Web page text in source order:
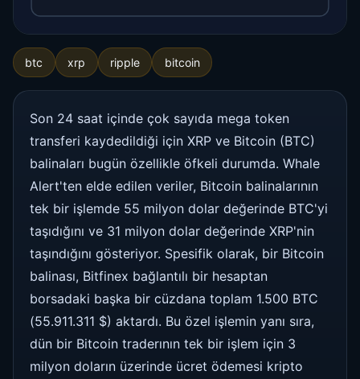
btc xrp ripple bitcoin
Son 24 saat içinde çok sayıda mega token
transferi kaydedildiği için XRP ve Bitcoin (BTC)
balinaları bugün özellikle öfkeli durumda. Whale
Alert'ten elde edilen veriler, Bitcoin balinalarının
tek bir işlemde 55 milyon dolar değerinde BTC'yi
taşıdığını ve 31 milyon dolar değerinde XRP'nin
taşındığını gösteriyor. Spesifik olarak, bir Bitcoin
balinası, Bitfinex bağlantılı bir hesaptan
borsadaki başka bir cüzdana toplam 1.500 BTC
(55.911.311 $) aktardı. Bu özel işlemin yanı sıra,
dün bir Bitcoin traderının tek bir işlem için 3
milyon doların üzerinde ücret ödemesi kripto